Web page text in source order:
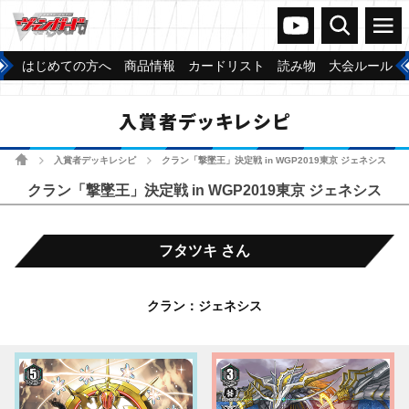
ヴァンガードch
検索 メニュー
はじめての方へ 商品情報 カードリスト 読み物 大会ルール
入賞者デッキレシピ
ホーム 入賞者デッキレシピ クラン「撃墜王」決定戦 in WGP2019東京 ジェネシス
クラン「撃墜王」決定戦 in WGP2019東京 ジェネシス
フタツキ さん
クラン：ジェネシス